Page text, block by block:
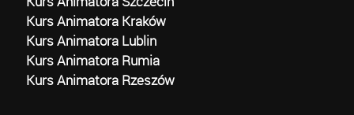
Kurs Animatora Kraków
Kurs Animatora Lublin
Kurs Animatora Rumia
Kurs Animatora Rzeszów